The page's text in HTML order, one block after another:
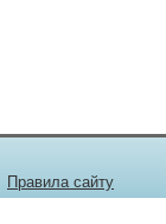
Правила сайту